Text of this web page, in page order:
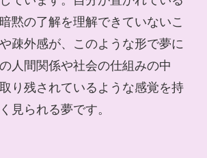
黙の了解を理解できていないこ
疎外感が、このような形で夢に
人間関係や社会の仕組みの中
り残されているような感覚を持
見られる夢です。